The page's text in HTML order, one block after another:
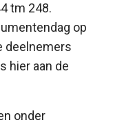
tm 248.
op
deelnemers
hier aan de
onder